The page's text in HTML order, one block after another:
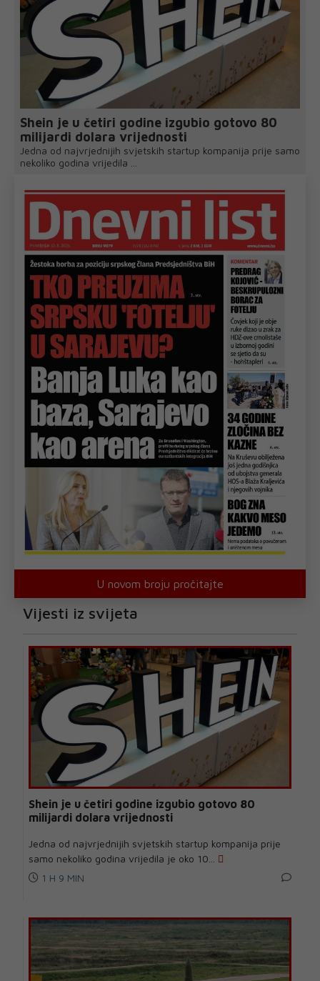
Shein je u četiri godine izgubio gotovo 80
milijardi dolara vrijednosti
Jedna od najvrjednijih svjetskih startup kompanija prije samo
nekoliko godina vrijedila ...
U novom broju pročitajte
Vijesti iz svijeta
Shein je u četiri godine izgubio gotovo 80
milijardi dolara vrijednosti
Jedna od najvrjednijih svjetskih startup kompanija prije
samo nekoliko godina vrijedila je oko 10...
1 H 9 MIN